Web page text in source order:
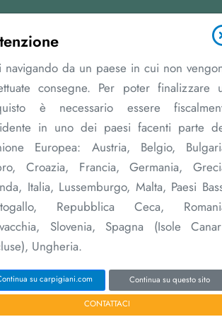
Contattaci
navigando da un paese in cui non
consegne. Per poter finalizzare
è necessario essere
in uno dei paesi facenti parte
Europea: Austria, Belgio,
Croazia, Francia, Germania,
Italia, Lussemburgo, Malta, Paesi
Repubblica Ceca,
Slovenia, Spagna (Isole
Ungheria.
su carpigiani.com Continua su questo sito
CONTATTACI
KIT 161 K 12M
Ricambi consumabili